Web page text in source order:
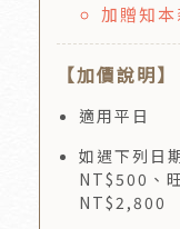
加贈知
【加價說明】
適用平日
如遇下列日
NT$500、
NT$2,800